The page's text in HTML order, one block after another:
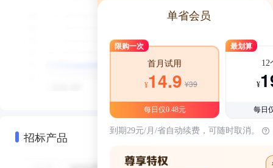
招标产品
单省会员
限购一次
首月试用
¥14.9 ¥39
每日仅0.48元
最划算
12
¥
每日
到期29元/月/省自动续费，可随时取消。